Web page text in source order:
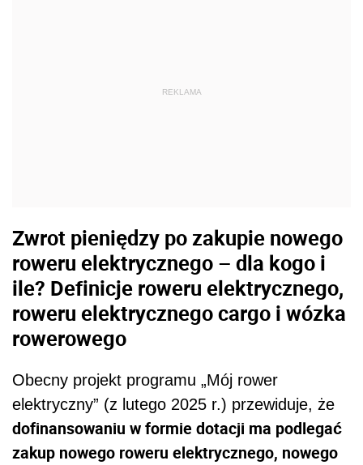
REKLAMA
Zwrot pieniędzy po zakupie nowego
roweru elektrycznego – dla kogo i
ile? Definicje roweru elektrycznego,
roweru elektrycznego cargo i wózka
rowerowego
Obecny projekt programu „Mój rower
elektryczny” (z lutego 2025 r.) przewiduje, że
dofinansowaniu w formie dotacji ma podlegać
zakup nowego roweru elektrycznego, nowego